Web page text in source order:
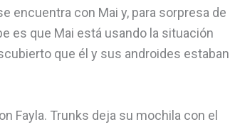
encuentra con Mai y, para sorpresa de
es que Mai está usando la situación
que él y sus androides estaban
Fayla. Trunks deja su mochila con el